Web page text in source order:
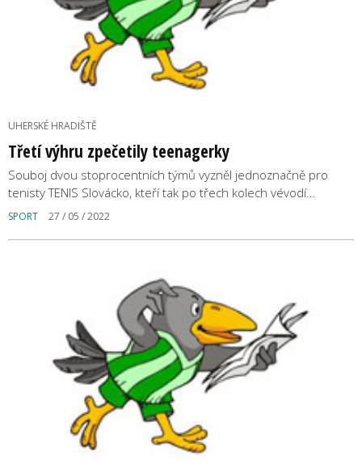
UHERSKÉ HRADIŠTĚ
Třetí výhru zpečetily teenagerky
Souboj dvou stoprocentních týmů vyzněl jednoznačně pro
tenisty TENIS Slovácko, kteří tak po třech kolech vévodí…
SPORT 27 / 05 / 2022